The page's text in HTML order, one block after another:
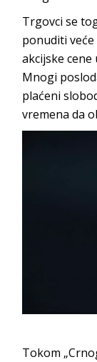
Trgovci se
ponuditi
akcijske
Mnogi
plaćeni
vremena da
Tokom